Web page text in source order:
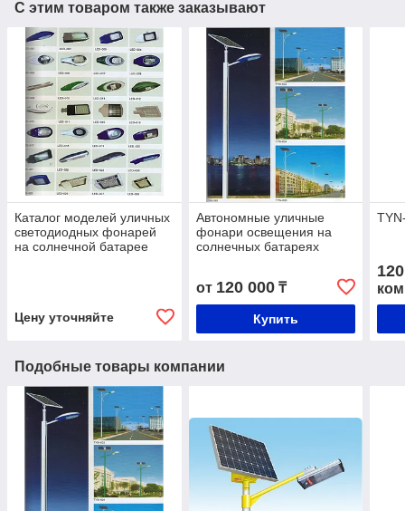
С этим товаром также заказывают
Каталог моделей уличных
светодиодных фонарей
на солнечной батарее
Цену уточняйте
Автономные уличные
фонари освещения на
солнечных батареях
от 120 000₸
Купить
Подобные товары компании